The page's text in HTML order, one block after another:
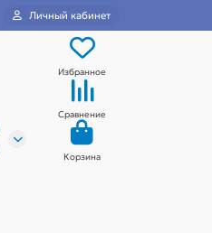
Личный кабинет
Избранное
Сравнение
Корзина